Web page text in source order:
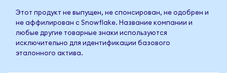
Этот продукт не выпущен, не спонсирован, не одобрен и
не аффилирован с Snowflake. Название компании и
любые другие товарные знаки используются
исключительно для идентификации базового
эталонного актива.